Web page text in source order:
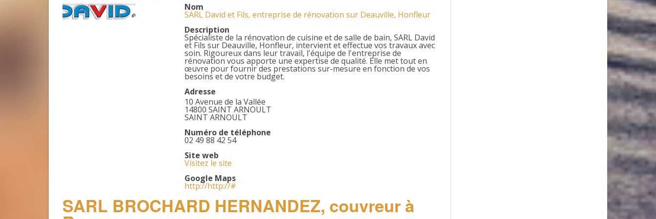
Nom
SARL David et Fils, entreprise de rénovation sur Deauville, Honfleur
Description
Spécialiste de la rénovation de cuisine et de salle de bain, SARL David
et Fils sur Deauville, Honfleur, intervient et effectue vos travaux avec
soin. Rigoureux dans leur travail, l'équipe de l'entreprise de
rénovation vous apporte une expertise de qualité. Elle met tout en
œuvre pour fournir des prestations sur-mesure en fonction de vos
besoins et de votre budget.
Adresse
10 Avenue de la Vallée
14800 SAINT ARNOULT
SAINT ARNOULT
Numéro de téléphone
02 49 88 42 54
Site web
Visitez le site
Google Maps
http://http://#
SARL BROCHARD HERNANDEZ, couvreur à